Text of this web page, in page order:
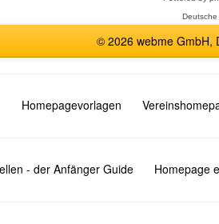
© 2026 webme GmbH,
Homepagevorlagen
- der Anfänger Guide Homepage